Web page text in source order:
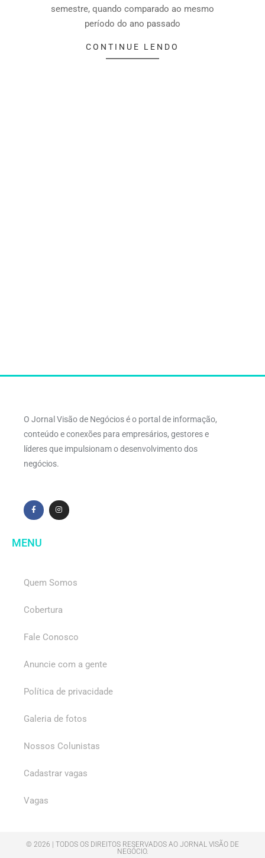
semestre, quando comparado ao mesmo
período do ano passado
CONTINUE LENDO
O Jornal Visão de Negócios é o portal de informação,
conteúdo e conexões para empresários, gestores e
líderes que impulsionam o desenvolvimento dos
negócios.
MENU
Quem Somos
Cobertura
Fale Conosco
Anuncie com a gente
Política de privacidade
Galeria de fotos
Nossos Colunistas
Cadastrar vagas
Vagas
© 2026 | TODOS OS DIREITOS RESERVADOS AO JORNAL VISÃO DE
NEGÓCIO.